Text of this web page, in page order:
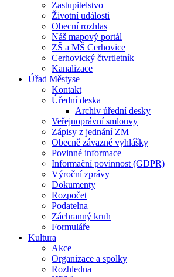
Zastupitelstvo
Životní události
Obecní rozhlas
Náš mapový portál
ZŠ a MŠ Cerhovice
Cerhovický čtvrtletník
Kanalizace
Úřad Městyse
Kontakt
Úřední deska
Archiv úřední desky
Veřejnoprávní smlouvy
Zápisy z jednání ZM
Obecně závazné vyhlášky
Povinné informace
Informační povinnost (GDPR)
Výroční zprávy
Dokumenty
Rozpočet
Podatelna
Záchranný kruh
Formuláře
Kultura
Akce
Organizace a spolky
Rozhledna